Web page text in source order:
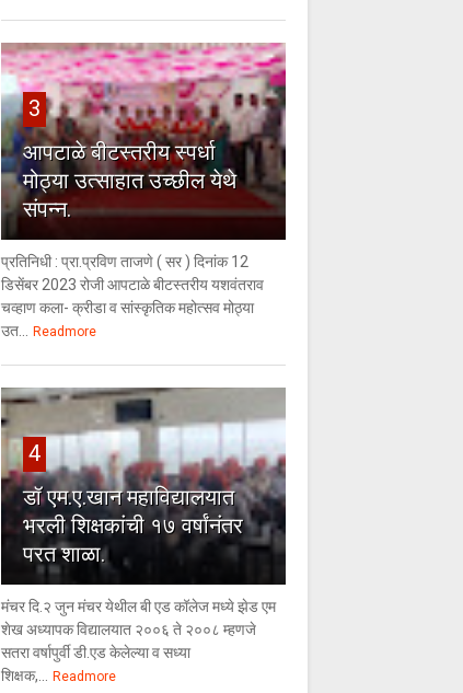
3
आपटाळे बीटस्तरीय स्पर्धा
मोठ्या उत्साहात उच्छील येथे
संपन्न.
प्रतिनिधी : प्रा.प्रविण ताजणे ( सर ) दिनांक 12
डिसेंबर 2023 रोजी आपटाळे बीटस्तरीय यशवंतराव
चव्हाण कला- क्रीडा व सांस्कृतिक महोत्सव मोठ्या
उत... Readmore
4
डॉ एम.ए.खान महाविद्यालयात
भरली शिक्षकांची १७ वर्षांनंतर
परत शाळा.
मंचर दि.२ जुन मंचर येथील बी एड कॉलेज मध्ये झेड एम
शेख अध्यापक विद्यालयात २००६ ते २००८ म्हणजे
सतरा वर्षापुर्वी डी.एड केलेल्या व सध्या
शिक्षक,... Readmore